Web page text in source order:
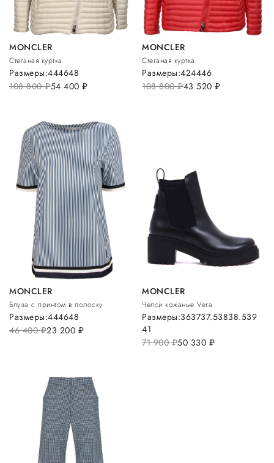
MONCLER
Стеганая куртка
108 800руб.54 400 руб.
Размеры:444648
MONCLER
Стеганая куртка
108 800руб.43 520руб.
Размеры:424446
MONCLER
Блуза с принтом в полоску
46 400руб.23 200 руб.
Размеры:444648
MONCLER
Челси кожаные Vera
71 900руб.50 330 руб.
Размеры:363737.53838.539
41